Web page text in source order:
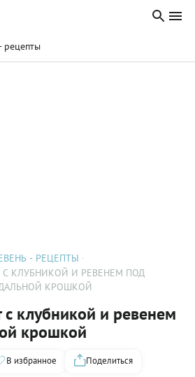
рецепты
- РЕЦЕПТЫ
С КЛУБНИКОЙ И РЕВЕНЕМ ПОД
КРОШКОЙ
клубникой и ревенем
крошкой
В избранное
Поделиться